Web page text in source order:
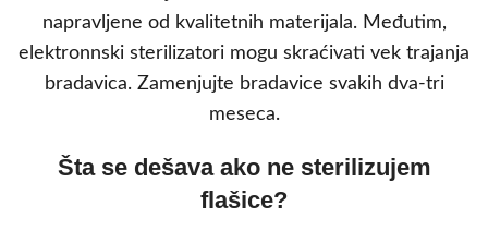
napravljene od kvalitetnih materijala. Međutim,
elektronnski sterilizatori mogu skraćivati vek trajanja
bradavica. Zamenjujte bradavice svakih dva-tri
meseca.
Šta se dešava ako ne sterilizujem
flašice?